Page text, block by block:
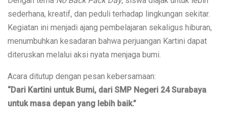
sederhana, kreatif, dan peduli terhadap lingkungan sekitar.
Kegiatan ini menjadi ajang pembelajaran sekaligus hiburan,
menumbuhkan kesadaran bahwa perjuangan Kartini dapat
diteruskan melalui aksi nyata menjaga bumi.
“Dari Kartini untuk Bumi, dari SMP Negeri 24 Surabaya
untuk masa depan yang lebih baik.”